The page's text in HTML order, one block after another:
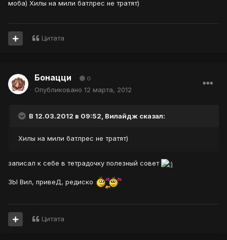
моба) Хилы на мили батлрес не тратят)
Цитата
Бонацци 0
Опубликовано 12 марта, 2012
В 12.03.2012 в 09:52, Вилайдж сказал:
Хилы на мили батлрес не тратят)
записал к себе в тетрадочку полезный совет
ЗЫ Вил, привеД, редиско
Цитата